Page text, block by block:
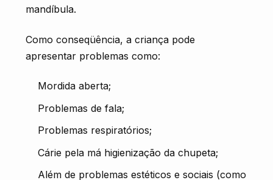
mandíbula.
Como conseqüência, a criança pode
apresentar problemas como:
Mordida aberta;
Problemas de fala;
Problemas respiratórios;
Cárie pela má higienização da chupeta;
Além de problemas estéticos e sociais (como